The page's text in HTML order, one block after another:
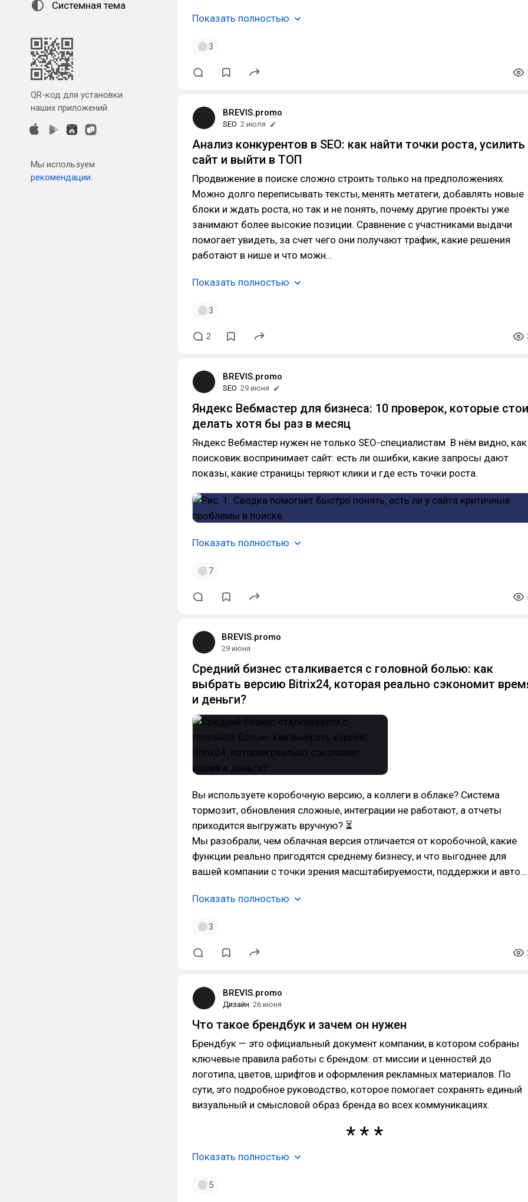
Системная тема
QR-код для установки
наших приложений.
Мы используем
рекомендации.
Показать полностью
3
BREVIS.promo
SEO 2 июля
Анализ конкурентов в SEO: как найти точки роста, усилить
сайт и выйти в ТОП
Продвижение в поиске сложно строить только на предположениях.
Можно долго переписывать тексты, менять метатеги, добавлять новые
блоки и ждать роста, но так и не понять, почему другие проекты уже
занимают более высокие позиции. Сравнение с участниками выдачи
помогает увидеть, за счет чего они получают трафик, какие решения
работают в нише и что можн…
Показать полностью
3
2
BREVIS.promo
SEO 29 июня
Яндекс Вебмастер для бизнеса: 10 проверок, которые
делать хотя бы раз в месяц
Яндекс Вебмастер нужен не только SEO-специалистам. В нём видно, как
поисковик воспринимает сайт: есть ли ошибки, какие запросы дают
показы, какие страницы теряют клики и где есть точки роста.
Показать полностью
7
BREVIS.promo
29 июня
Средний бизнес сталкивается с головной болью: как
выбрать версию Bitrix24, которая реально сэкономит
и деньги?
Вы используете коробочную версию, а коллеги в облаке? Система
тормозит, обновления сложные, интеграции не работают, а отчеты
приходится выгружать вручную? ⏳
Мы разобрали, чем облачная версия отличается от коробочной, какие
функции реально пригодятся среднему бизнесу, и что выгоднее для
вашей компании с точки зрения масштабируемости, поддержки и авто…
Показать полностью
3
BREVIS.promo
Дизайн 26 июня
Что такое брендбук и зачем он нужен
Брендбук — это официальный документ компании, в котором собраны
ключевые правила работы с брендом: от миссии и ценностей до
логотипа, цветов, шрифтов и оформления рекламных материалов. По
сути, это подробное руководство, которое помогает сохранять единый
визуальный и смысловой образ бренда во всех коммуникациях.
Показать полностью
5